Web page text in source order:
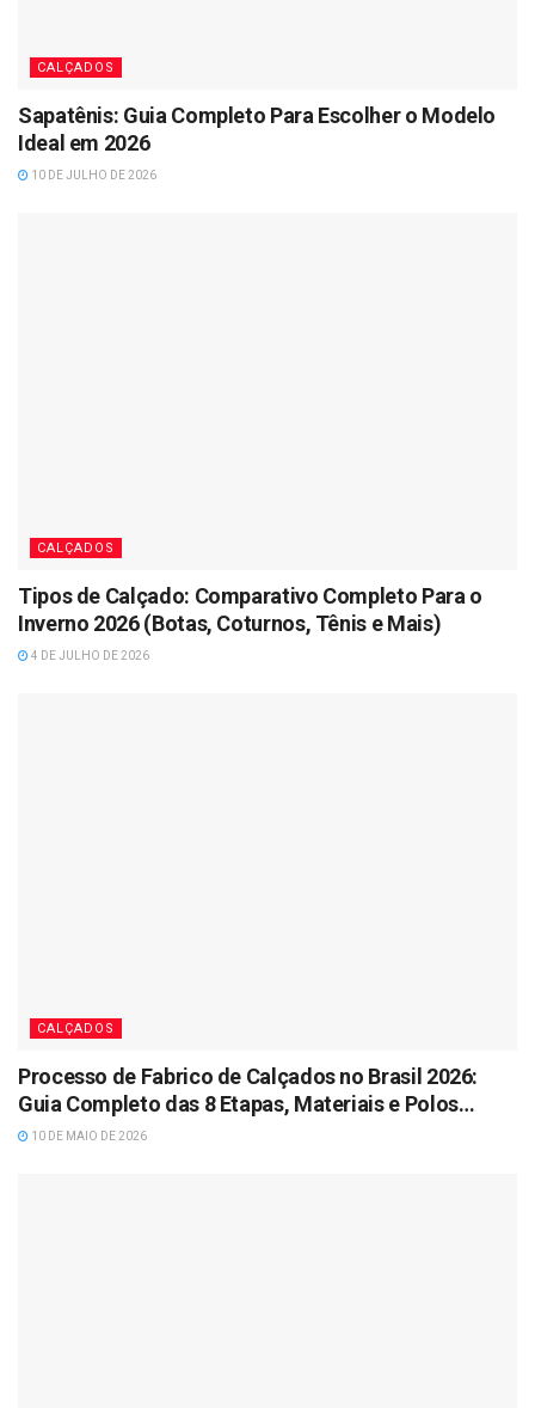
CALÇADOS
Sapatênis: Guia Completo Para Escolher o Modelo
Ideal em 2026
10 DE JULHO DE 2026
CALÇADOS
Tipos de Calçado: Comparativo Completo Para o
Inverno 2026 (Botas, Coturnos, Tênis e Mais)
4 DE JULHO DE 2026
CALÇADOS
Processo de Fabrico de Calçados no Brasil 2026:
Guia Completo das 8 Etapas, Materiais e Polos
Industriais
10 DE MAIO DE 2026